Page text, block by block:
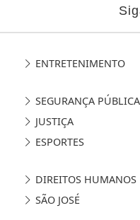
ENTRETENIMENTO
SEGURANÇA PÚBLICA
JUSTIÇA
ESPORTES
DIREITOS HUMANOS
SÃO JOSÉ